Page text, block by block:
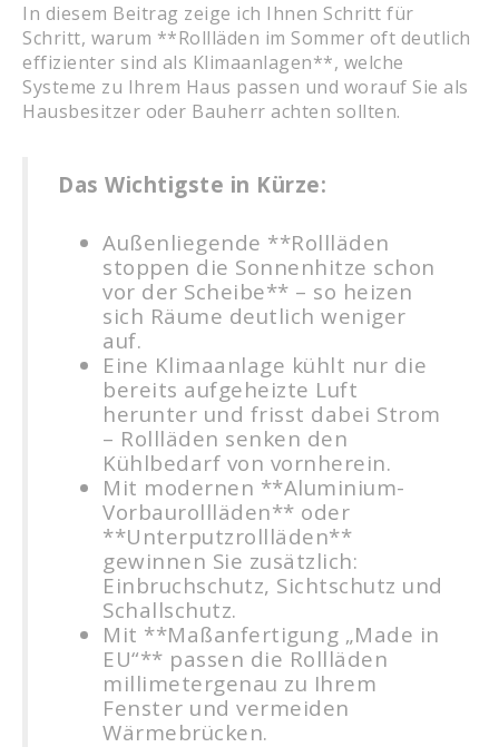
In diesem Beitrag zeige ich Ihnen Schritt für
Schritt, warum **Rollläden im Sommer oft deutlich
effizienter sind als Klimaanlagen**, welche
Systeme zu Ihrem Haus passen und worauf Sie als
Hausbesitzer oder Bauherr achten sollten.
Das Wichtigste in Kürze:
Außenliegende **Rollläden
stoppen die Sonnenhitze schon
vor der Scheibe** – so heizen
sich Räume deutlich weniger
auf.
Eine Klimaanlage kühlt nur die
bereits aufgeheizte Luft
herunter und frisst dabei Strom
– Rollläden senken den
Kühlbedarf von vornherein.
Mit modernen **Aluminium-
Vorbaurollläden** oder
**Unterputzrollläden**
gewinnen Sie zusätzlich:
Einbruchschutz, Sichtschutz und
Schallschutz.
Mit **Maßanfertigung „Made in
EU“** passen die Rollläden
millimetergenau zu Ihrem
Fenster und vermeiden
Wärmebrücken.